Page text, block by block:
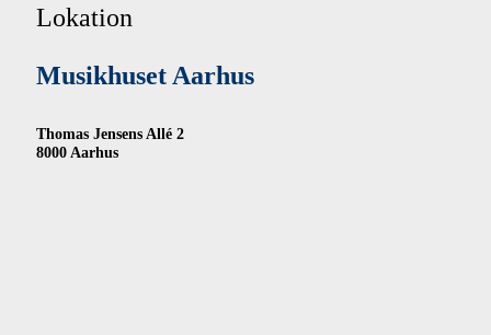
Lokation
Musikhuset Aarhus
Thomas Jensens Allé 2
8000 Aarhus